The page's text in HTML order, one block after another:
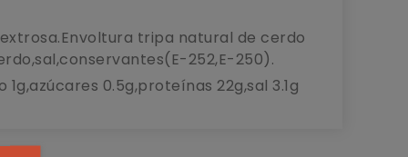
tripa natural de cerdo
252,E-250).
0.5g,proteínas 22g,sal 3.1g